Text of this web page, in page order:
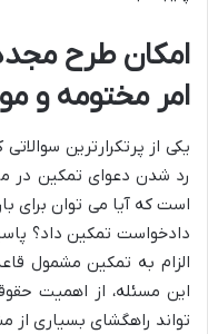
امکان طرح
امر مختومه و
یکی از پرتکرارترین
رد شدن دعوای تمکین در
است که آیا می توان برای
دادخواست تمکین داد؟
الزام به تمکین مشمول
این مسئله، از اهمیت
تواند راهگشای بسیاری